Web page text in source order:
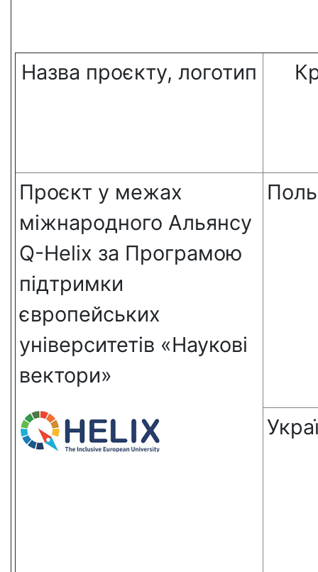
Назва проєкту, логотип
Проєкт у межах
міжнародного Альянсу
Q-Helix за Програмою
підтримки
європейських
університетів «Наукові
вектори»